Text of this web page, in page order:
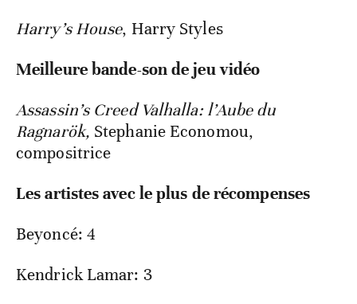
Harry’s House, Harry Styles
Meilleure bande-son de jeu vidéo
Assassin’s Creed Valhalla: l’Aube du
Ragnarök, Stephanie Economou,
compositrice
Les artistes avec le plus de récompenses
Beyoncé: 4
Kendrick Lamar: 3